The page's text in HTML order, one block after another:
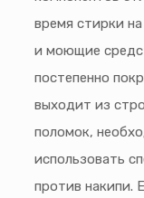
время стирки
и моющие
постепенно
выходит из
поломок,
использовать
против накипи.